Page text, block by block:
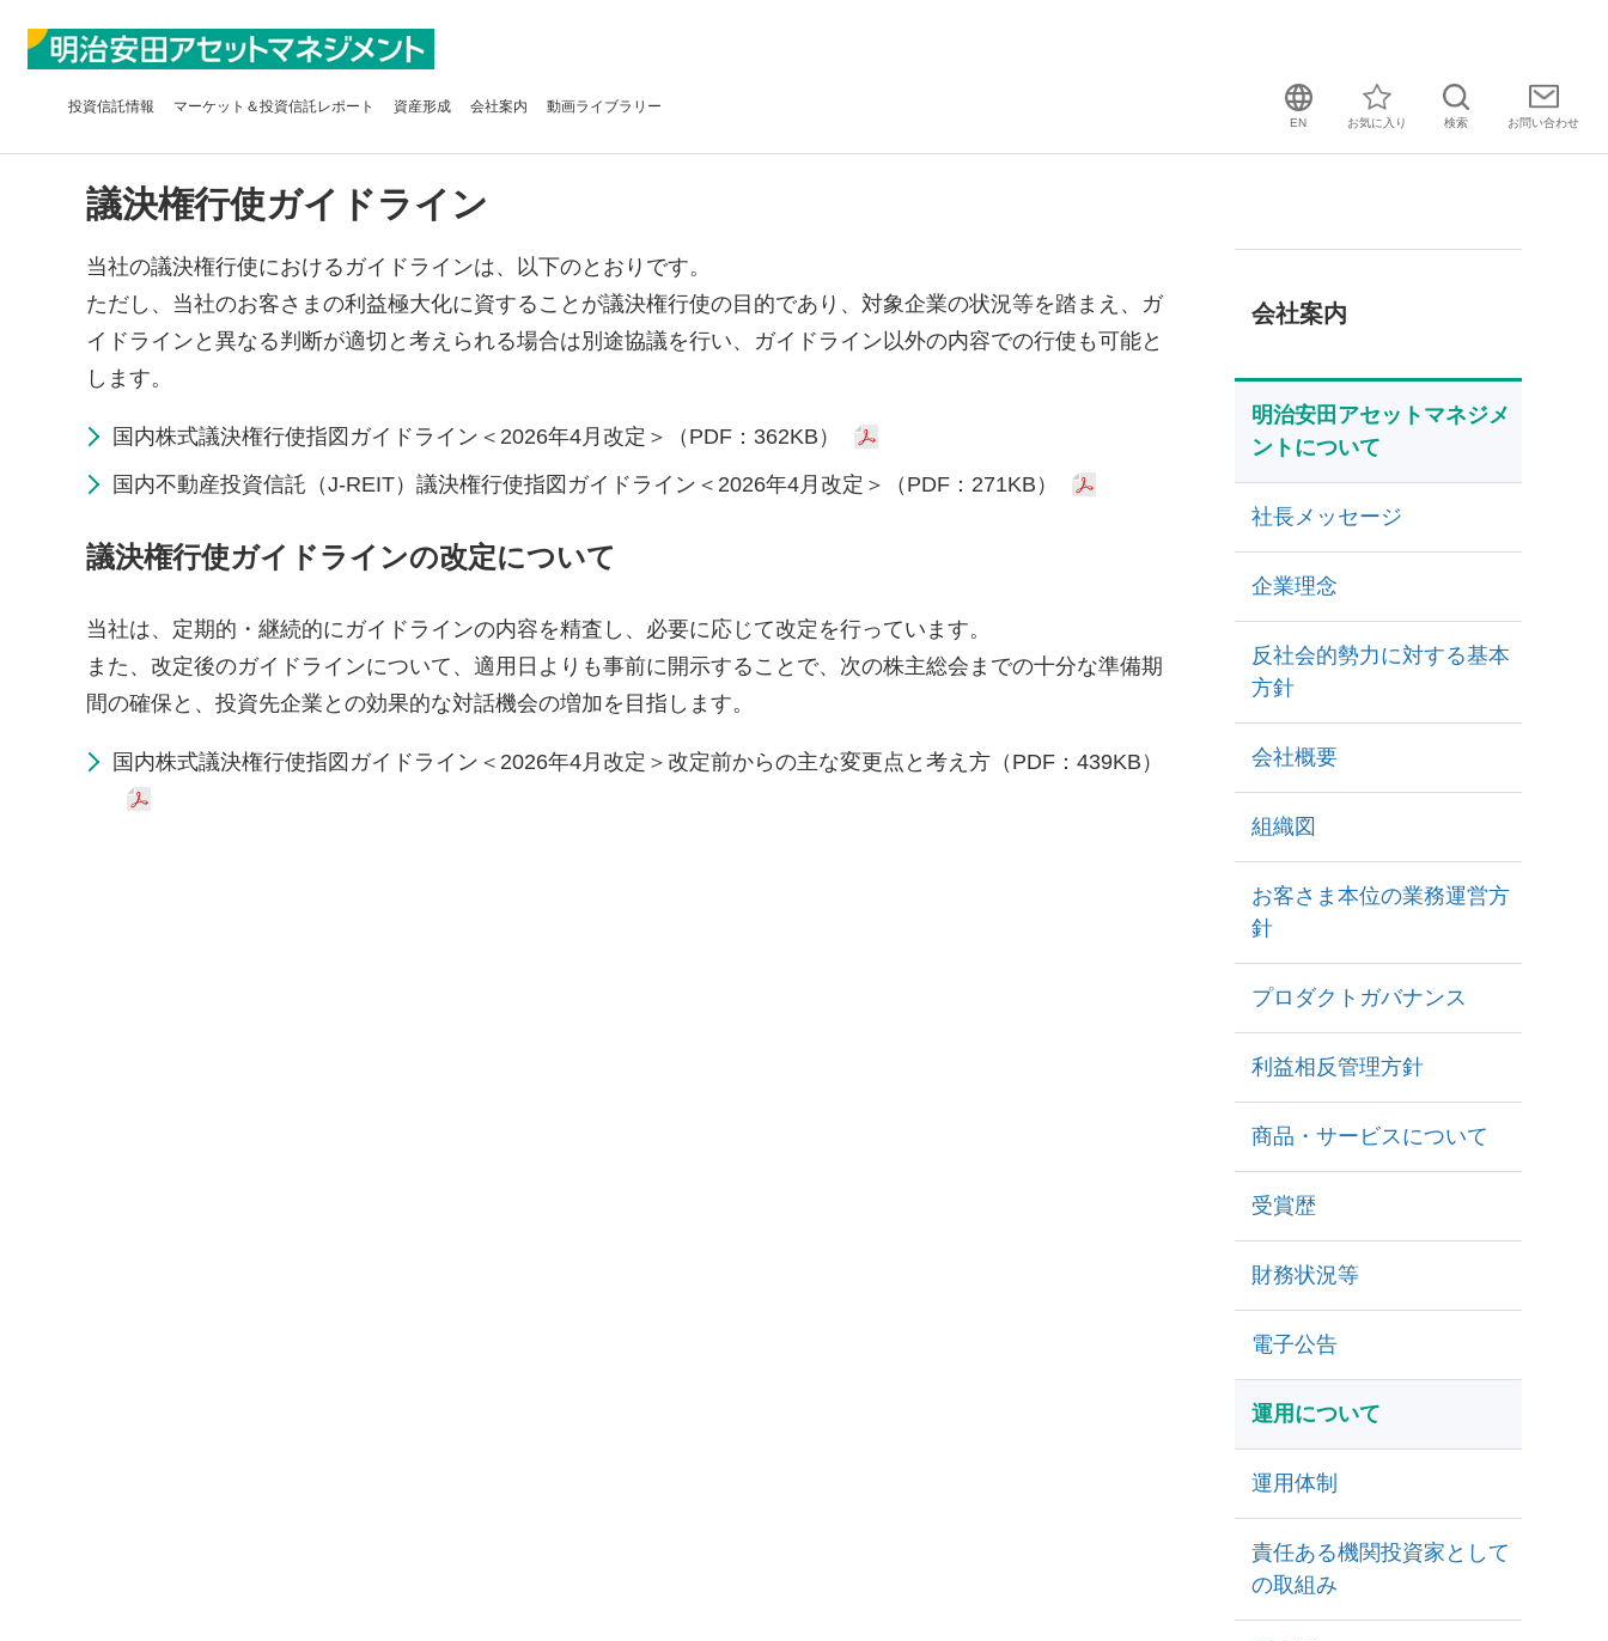
投資信託情報 マーケット＆投資信託レポート 資産形成 会社案内 動画ライブラリー
EN お気に入り 検索 お問い合わせ
議決権行使ガイドライン
当社の議決権行使におけるガイドラインは、以下のとおりです。
ただし、当社のお客さまの利益極大化に資することが議決権行使の目的であり、対象企業の状況等を踏まえ、ガ
イドラインと異なる判断が適切と考えられる場合は別途協議を行い、ガイドライン以外の内容での行使も可能と
します。
国内株式議決権行使指図ガイドライン＜2026年4月改定＞（PDF：362KB）
国内不動産投資信託（J-REIT）議決権行使指図ガイドライン＜2026年4月改定＞（PDF：271KB）
議決権行使ガイドラインの改定について
当社は、定期的・継続的にガイドラインの内容を精査し、必要に応じて改定を行っています。
また、改定後のガイドラインについて、適用日よりも事前に開示することで、次の株主総会までの十分な準備期
間の確保と、投資先企業との効果的な対話機会の増加を目指します。
国内株式議決権行使指図ガイドライン＜2026年4月改定＞改定前からの主な変更点と考え方（PDF：439KB）
会社案内
明治安田アセットマネジメ
ントについて
社長メッセージ
企業理念
反社会的勢力に対する基本
方針
会社概要
組織図
お客さま本位の業務運営方
針
プロダクトガバナンス
利益相反管理方針
商品・サービスについて
受賞歴
財務状況等
電子公告
運用について
運用体制
責任ある機関投資家として
の取組み